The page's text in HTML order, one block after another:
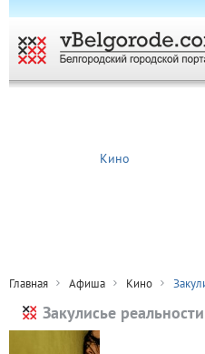
Кино
Главная Афиша Кино
Закулисье реальности